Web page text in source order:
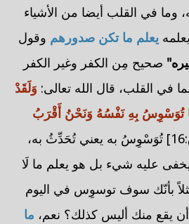
وما في القلب أيضا من الأشياء
يعلم ما تكن صدورهم وقول
صحيح مِن الكفر وغير الكفر
في القلب، قال الله تعالى: وَلَقَدْ
مَا تُوَسْوِسُ بِهِ نَفْسُهُ وَنَحْنُ أَقْرَبُ
[ق:16] تُوَسْوِسُ به يعني تُحَدِّثُ به،
عليه شيء بل هو يعلم ما لَا
بأنّك سوف توسوِس في اليوم
أن يقع منك أليس كذلك؟ نعم، ما